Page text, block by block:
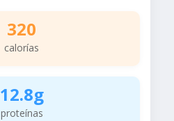
320
calorías
12.8g
proteínas